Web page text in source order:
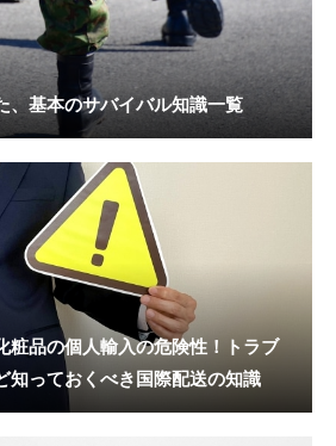
、基本のサバイバル知識一覧
粧品の個人輸入の危険性！トラブ
知っておくべき国際配送の知識